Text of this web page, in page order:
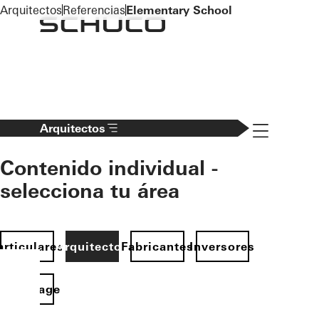
To the main content
Arquitectos
Contenido individual -
selecciona tu área
ArquitectosFabricantesInversores
Navigation
ArquitectosReferenciasElementary School